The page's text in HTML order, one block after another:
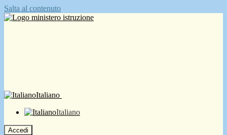
Salta al contenuto
Italiano
Italiano
Accedi